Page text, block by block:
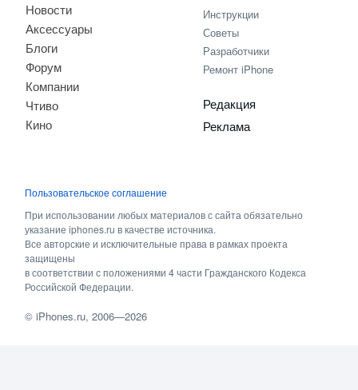
Новости
Аксессуары
Блоги
Форум
Компании
Чтиво
Кино
Инструкции
Советы
Разработчики
Ремонт iPhone
Редакция
Реклама
Пользовательское соглашение
При использовании любых материалов с сайта обязательно
указание iphones.ru в качестве источника.
Все авторские и исключительные права в рамках проекта
защищены
в соответствии с положениями 4 части Гражданского Кодекса
Российской Федерации.
©iPhones.ru, 2006—2026